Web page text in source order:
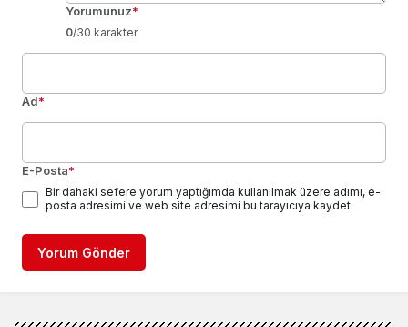
Yorumunuz*
0/30 karakter
Ad*
E-Posta*
Bir dahaki sefere yorum yaptığımda kullanılmak üzere adımı, e-
posta adresimi ve web site adresimi bu tarayıcıya kaydet.
Yorum Gönder